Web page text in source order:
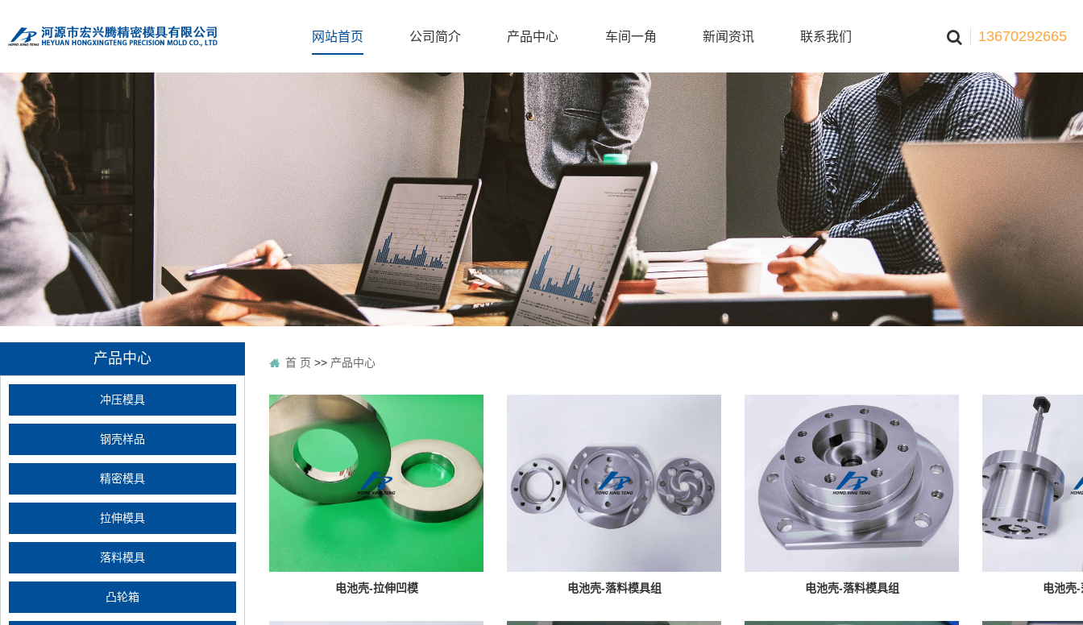
网站首页 公司简介 产品中心 车间一角 新闻资讯 联系我们 13670292665
产品中心
冲压模具
钢壳样品
精密模具
拉伸模具
落料模具
凸轮箱
首 页 >> 产品中心
电池壳-拉伸凹模 电池壳-落料模具组 电池壳-落料模具组 电池壳